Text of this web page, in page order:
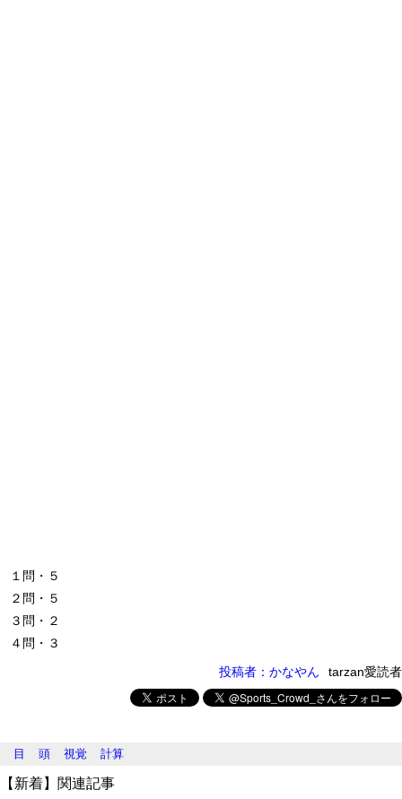
１問・５
２問・５
３問・２
４問・３
投稿者：かなやん
tarzan愛読者
目 頭 視覚 計算
【新着】関連記事